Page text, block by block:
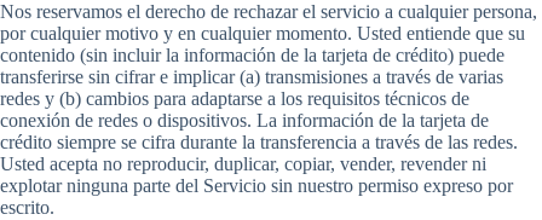
Nos reservamos el derecho de rechazar el servicio a cualquier persona,
por cualquier motivo y en cualquier momento. Usted entiende que su
contenido (sin incluir la información de la tarjeta de crédito) puede
transferirse sin cifrar e implicar (a) transmisiones a través de varias
redes y (b) cambios para adaptarse a los requisitos técnicos de
conexión de redes o dispositivos. La información de la tarjeta de
crédito siempre se cifra durante la transferencia a través de las redes.
Usted acepta no reproducir, duplicar, copiar, vender, revender ni
explotar ninguna parte del Servicio sin nuestro permiso expreso por
escrito.